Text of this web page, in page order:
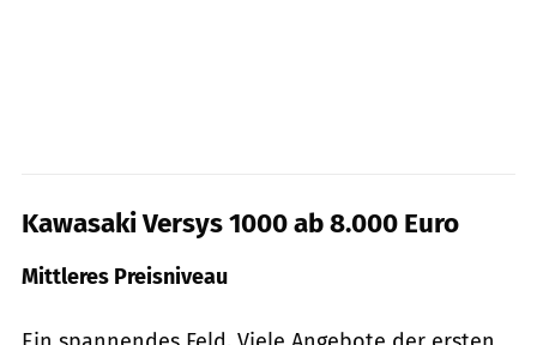
Kawasaki Versys 1000 ab 8.000 Euro
Mittleres Preisniveau